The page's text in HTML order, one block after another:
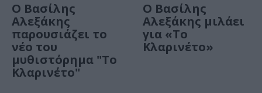
Ο Βασίλης
Αλεξάκης
παρουσιάζει το
νέο του
μυθιστόρημα "Το
Κλαρινέτο"
Ο Βασίλης
Αλεξάκης μιλάει
για «Το
Κλαρινέτο»